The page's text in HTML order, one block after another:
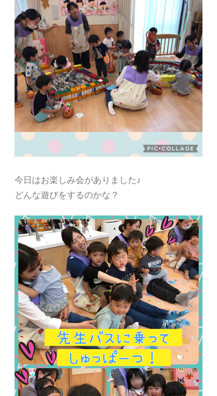
今日はお楽しみ会がありました♪
どんな遊びをするのかな？